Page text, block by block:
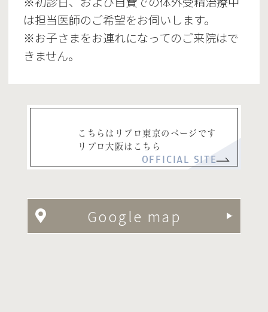
は担当医師のご希望をお伺いします。
※お子さまをお連れになってのご来院はで
きません。
こちらはリプロ東京のページです
リプロ大阪はこちら
OFFICIAL SITE
Google map